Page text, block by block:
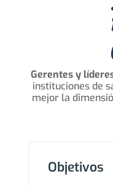
Gerentes y
instituciones de
mejor la
Objetivos